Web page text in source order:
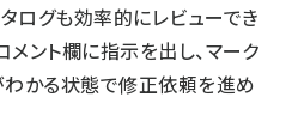
ログも効率的にレビューでき
メント欄に指示を出し、マーク
わかる状態で修正依頼を進め